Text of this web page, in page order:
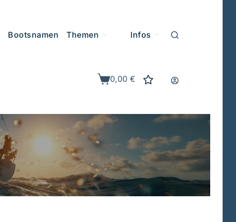
Bootsnamen Themen Infos
Warenkorb
0,00€